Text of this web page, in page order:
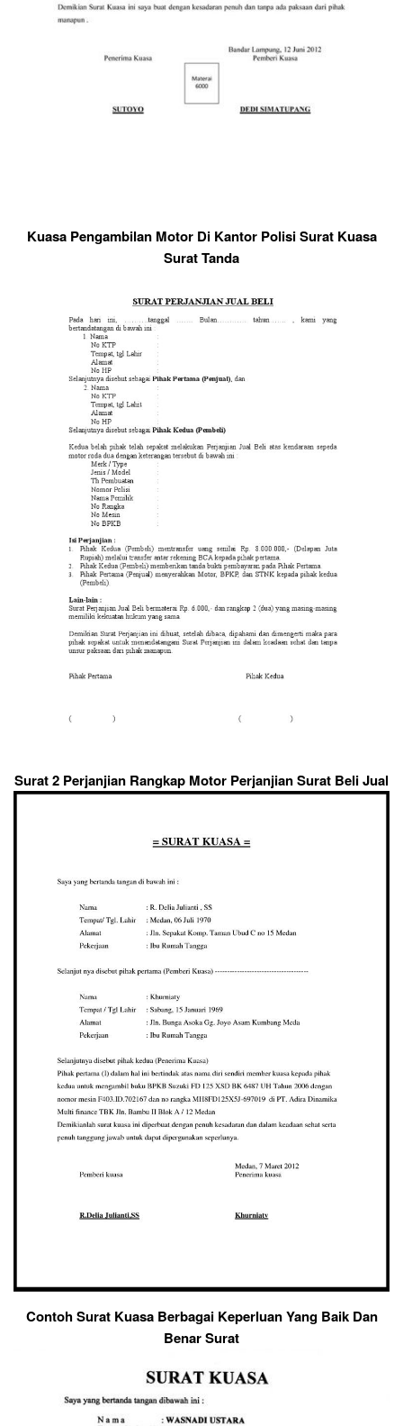
Kuasa Pengambilan Motor Di Kantor Polisi Surat Kuasa
Surat Tanda
Surat 2 Perjanjian Rangkap Motor Perjanjian Surat Beli Jual
Contoh Surat Kuasa Berbagai Keperluan Yang Baik Dan
Benar Surat